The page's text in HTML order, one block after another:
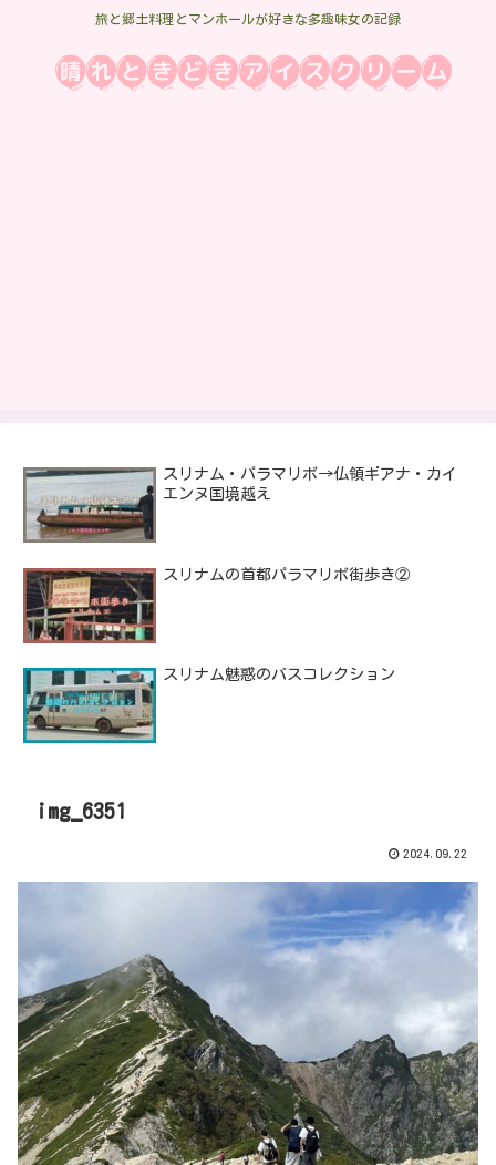
旅と郷土料理とマンホールが好きな多趣味女の記録
スリナム・パラマリボ→仏領ギアナ・カイ
エンヌ国境越え
スリナムの首都パラマリボ街歩き②
スリナム魅惑のバスコレクション
img_6351
2024.09.22